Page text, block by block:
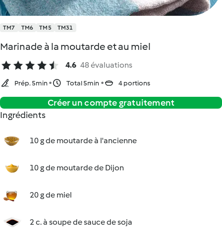
TM7 TM6 TM5 TM31
Marinade à la moutarde et au miel
4.6 48 évaluations
Prép. 5min Total 5min 4 portions
Créer un compte gratuitement
Ingrédients
10 g de moutarde à l'ancienne
10 g de moutarde de Dijon
20 g de miel
2 c. à soupe de sauce de soja